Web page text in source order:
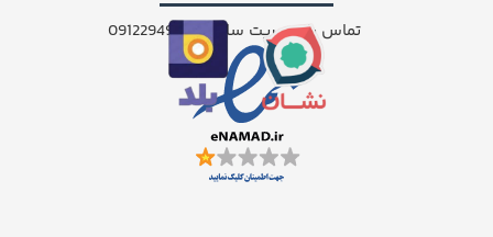
تماس با مدیریت سایت: 09122949227